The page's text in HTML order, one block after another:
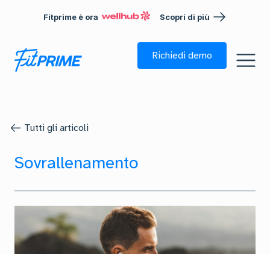
Fitprime è ora Scopri di più
Richiedi demo
Tutti gli articoli
Sovrallenamento